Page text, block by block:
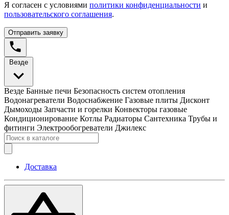
Я согласен с условиями политики конфиденциальности и
пользовательского соглашения.
Отправить заявку
Везде
Везде Банные печи Безопасность систем отопления
Водонагреватели Водоснабжение Газовые плиты Дисконт
Дымоходы Запчасти и горелки Конвекторы газовые
Кондиционирование Котлы Радиаторы Сантехника Трубы и
фитинги Электрообогреватели Джилекс
Доставка